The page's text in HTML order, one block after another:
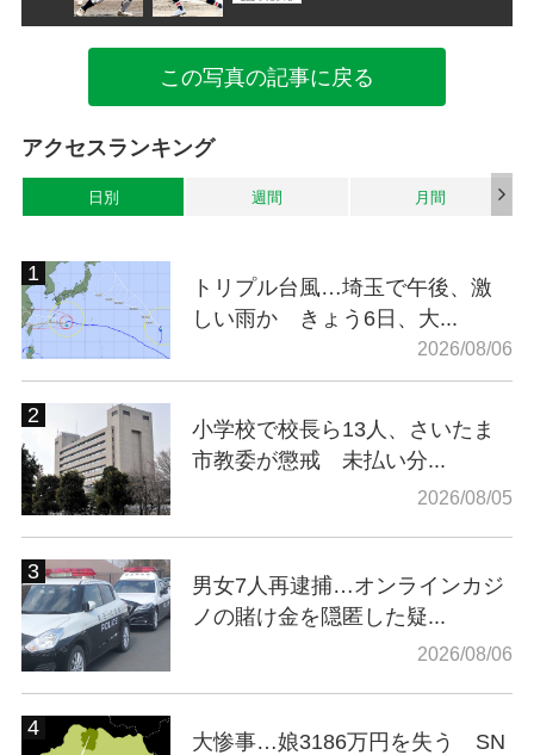
この写真の記事に戻る
アクセスランキング
日別 週間 月間
トリプル台風…埼玉で午後、激
しい雨か きょう6日、大...
2026/08/06
小学校で校長ら13人、さいたま
市教委が懲戒 未払い分...
2026/08/05
男女7人再逮捕…オンラインカジ
ノの賭け金を隠匿した疑...
2026/08/06
大惨事…娘3186万円を失う SN